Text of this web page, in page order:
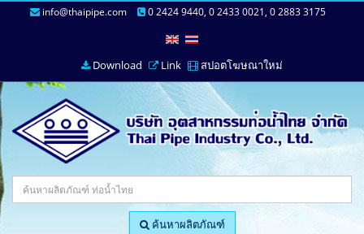
info@thaipipe.com 0 2424 9440, 0 2433 0021, 0 2883 3175
Download Link สปอตโฆษณาใหม่
ค้นหาผลิตภัณฑ์